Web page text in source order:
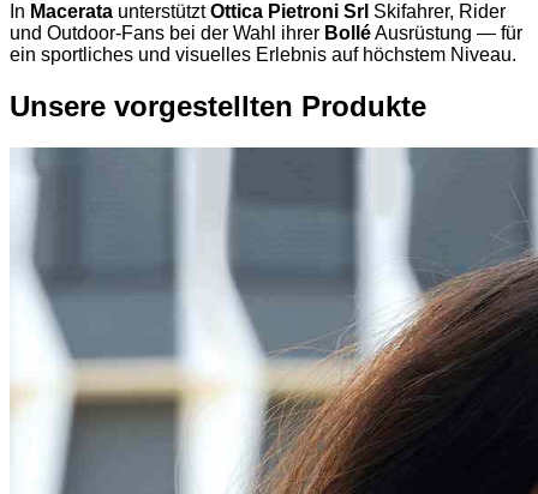
In Macerata unterstütztOttica Pietroni Srl Skifahrer, Rider
und Outdoor-Fans bei der Wahl ihrer BolléAusrüstung — für
ein sportliches und visuelles Erlebnis auf höchstem Niveau.
Unsere vorgestellten Produkte